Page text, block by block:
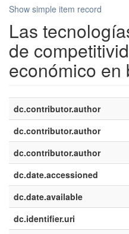
Show simple item record
Las
de
económico en
dc.contributor.author
dc.contributor.author
dc.contributor.author
dc.date.accessioned
dc.date.available
dc.identifier.uri